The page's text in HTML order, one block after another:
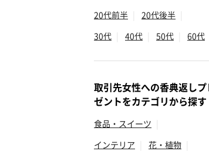
20代前半 20代後半
30代
40代 50代 60代
取引先女性への香典返しプ
ゼントをカテゴリから探す
食品・スイーツ
インテリア
花・植物